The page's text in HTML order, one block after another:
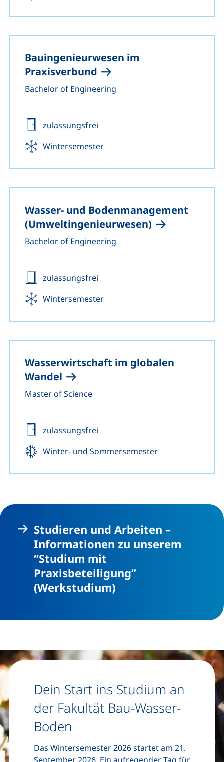
Bauingenieurwesen im
Praxisverbund
Bachelor of Engineering
Zulassung:
zulassungsfrei
Beginn:
Wintersemester
Wasser- und Bodenmanagement
(Umweltingenieurwesen)
Bachelor of Engineering
Zulassung:
zulassungsfrei
Beginn:
Wintersemester
Wasserwirtschaft im globalen
Wandel
Master of Science
Zulassung:
zulassungsfrei
Beginn:
Winter- und Sommersemester
Studieren und Arbeiten –
Informationen zu unserem
“Studium mit
Praxisbeteiligung”
(Werkstudium)
Dein Start ins Studium an
der Fakultät Bau-Wasser-
Boden
Das Wintersemester 2026 startet am 21.